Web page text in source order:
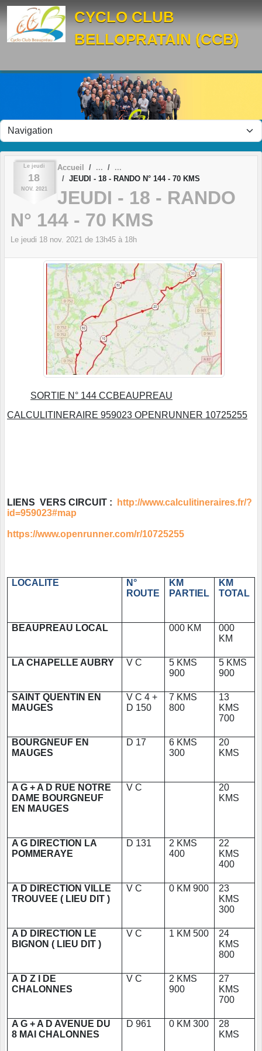
CYCLO CLUB
BELLOPRATAIN (CCB)
Le jeudi
18
NOV. 2021
Accueil
JEUDI - 18 - RANDO N° 144 - 70 KMS
JEUDI - 18 - RANDO
N° 144 - 70 KMS
Le jeudi 18 nov. 2021 de 13h45 à 18h
SORTIE N° 144 CCBEAUPREAU
CALCULITINERAIRE 959023 OPENRUNNER 10725255
LIENS VERS CIRCUIT :
http://www.calculitineraires.fr/?
id=959023#map
https://www.openrunner.com/r/10725255
LOCALITE
N°
ROUTE
KM
PARTIEL
KM
TOTAL
BEAUPREAU LOCAL 000 KM
000
KM
LA CHAPELLE AUBRY V C
5 KMS
900
5 KMS
900
SAINT QUENTIN EN
MAUGES
V C 4 +
D 150
7 KMS
800
13
KMS
700
BOURGNEUF EN
MAUGES
D 17
6 KMS
300
20
KMS
A G + A D RUE NOTRE
DAME BOURGNEUF
EN MAUGES
V C
20
KMS
A G DIRECTION LA
POMMERAYE
D 131
2 KMS
400
22
KMS
400
A D DIRECTION VILLE
TROUVEE ( LIEU DIT )
V C 0 KM 900
23
KMS
300
A D DIRECTION LE
BIGNON ( LIEU DIT )
V C 1 KM 500
24
KMS
800
A D Z I DE
CHALONNES
V C
2 KMS
900
27
KMS
700
A G + A D AVENUE DU
8 MAI CHALONNES
D 961 0 KM 300
28
KMS
Panneau de gestion des cookies